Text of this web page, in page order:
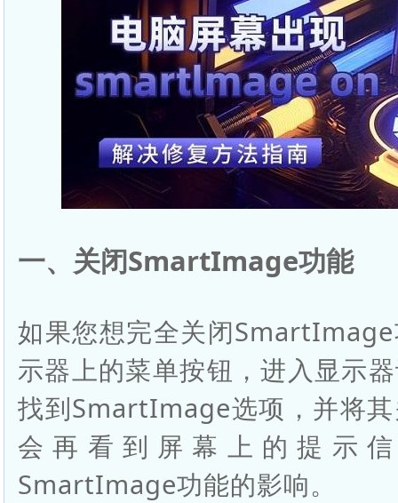
一、关闭SmartImage功能
如果您想完全关闭
示器上的菜单按钮，进入显示
找到SmartImage选项，并将
会再看到屏幕上的提示
SmartImage功能的影响。